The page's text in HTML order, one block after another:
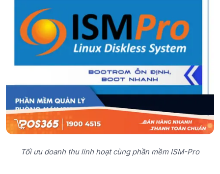
Tối ưu doanh thu linh hoạt cùng phần mềm ISM-Pro